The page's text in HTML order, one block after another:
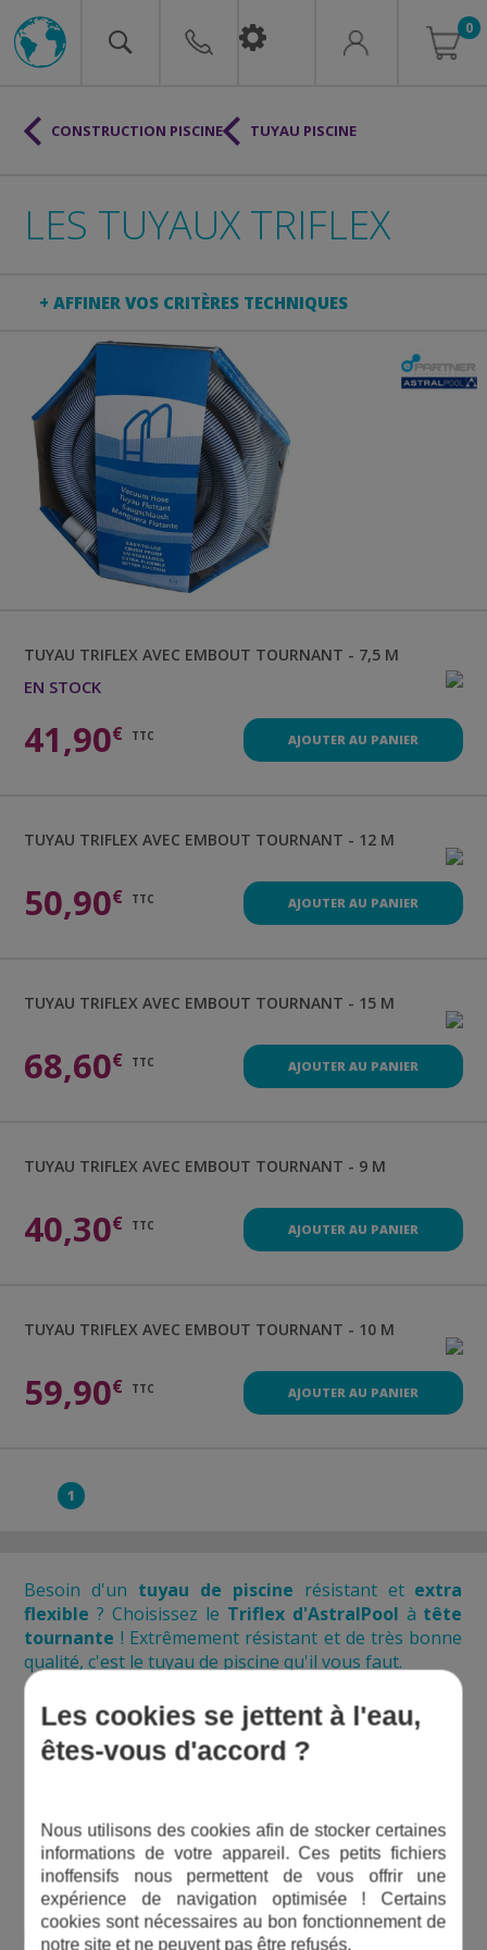
0
LES TUYAUX TRIFLEX
+ AFFINER VOS CRITÈRES TECHNIQUES
TUYAU TRIFLEX AVEC EMBOUT TOURNANT - 7,5 M
EN STOCK
41,90€ TTC AJOUTER AU PANIER
TUYAU TRIFLEX AVEC EMBOUT TOURNANT - 12 M
50,90€ TTC AJOUTER AU PANIER
TUYAU TRIFLEX AVEC EMBOUT TOURNANT - 15 M
68,60€ TTC AJOUTER AU PANIER
TUYAU TRIFLEX AVEC EMBOUT TOURNANT - 9 M
40,30€ TTC AJOUTER AU PANIER
TUYAU TRIFLEX AVEC EMBOUT TOURNANT - 10 M
59,90€ TTC AJOUTER AU PANIER
1
Besoin d'un tuyau de piscine résistant et extra
flexible ? Choisissez le Triflex d'AstralPool à tête
tournante ! Extrêmement résistant et de très bonne
qualité, c'est le tuyau de piscine qu'il vous faut.
POURQUOI CHOISIR CE TUYAU TRIFLEX
Untuyau flottanttrès bien conçu
Cetuyau de piscine est bien pensé : Son emboutswivelest
rotatif, ce qui permet d'éviter les coudures/pliures du tuyau et
CONSTRUCTION PISCINE TUYAU PISCINE
Les cookies se jettent à l'eau,
êtes-vous d'accord ?
Nous utilisons des cookies afin de stocker certaines
informations de votre appareil. Ces petits fichiers
inoffensifs nous permettent de vous offrir une
expérience de navigation optimisée ! Certains
cookies sont nécessaires au bon fonctionnement de
notre site et ne peuvent pas être refusés.